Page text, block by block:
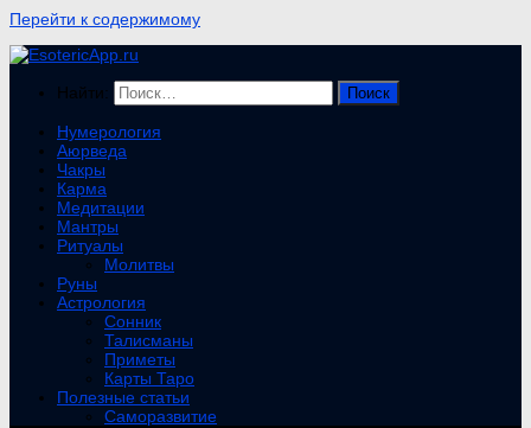
Перейти к содержимому
Найти:
Нумерология
Аюрведа
Чакры
Карма
Медитации
Мантры
Ритуалы
Молитвы
Руны
Астрология
Сонник
Талисманы
Приметы
Карты Таро
Полезные статьи
Саморазвитие